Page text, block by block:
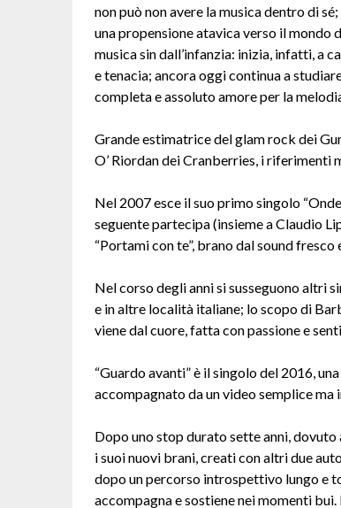
non può non avere la musica dentro di
una propensione atavica verso il
musica sin dall’infanzia: inizia, infatti, a
e tenacia; ancora oggi continua a
completa e assoluto amore per la
Grande estimatrice del glam rock dei
O’ Riordan dei Cranberries, i riferimenti
Nel 2007 esce il suo primo singolo
seguente partecipa (insieme a Claudio
“Portami con te”, brano dal sound
Nel corso degli anni si susseguono altri
e in altre località italiane; lo scopo di
viene dal cuore, fatta con passione e
“Guardo avanti” è il singolo del 2016,
accompagnato da un video semplice
Dopo uno stop durato sette anni,
i suoi nuovi brani, creati con altri due
dopo un percorso introspettivo lungo e
accompagna e sostiene nei momenti